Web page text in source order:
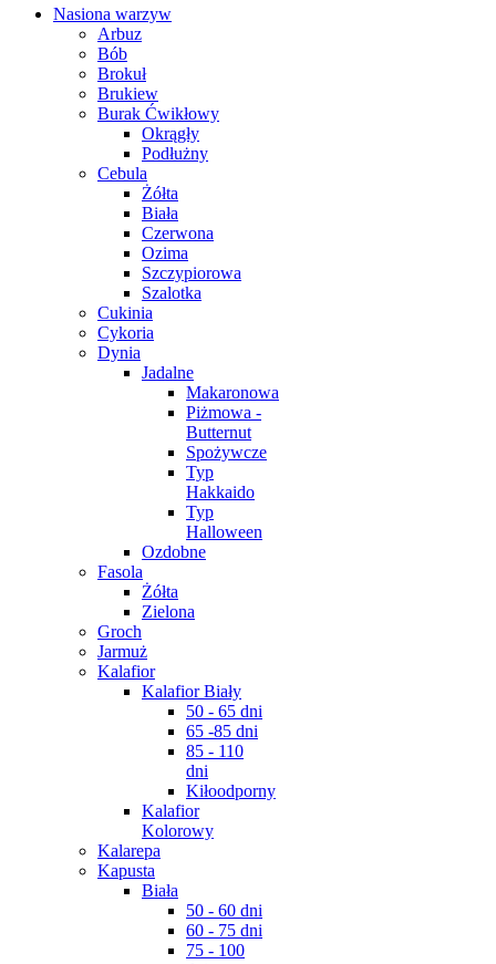
Nasiona warzyw
Arbuz
Bób
Brokuł
Brukiew
Burak Ćwikłowy
Okrągły
Podłużny
Cebula
Żółta
Biała
Czerwona
Ozima
Szczypiorowa
Szalotka
Cukinia
Cykoria
Dynia
Jadalne
Makaronowa
Piżmowa -
Butternut
Spożywcze
Typ
Hakkaido
Typ
Halloween
Ozdobne
Fasola
Żółta
Zielona
Groch
Jarmuż
Kalafior
Kalafior Biały
50 - 65 dni
65 -85 dni
85 - 110
dni
Kiłoodporny
Kalafior
Kolorowy
Kalarepa
Kapusta
Biała
50 - 60 dni
60 - 75 dni
75 - 100